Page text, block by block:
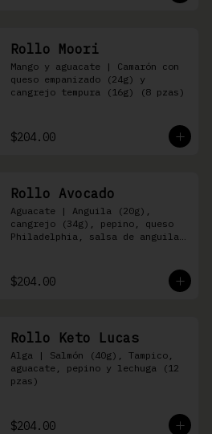
Rollo Moori
Mango y aguacate | Camarón con
queso empanizado (24g) y
cangrejo tempura (16g) (8 pzas)
$204.00
Rollo Avocado
Aguacate | Anguila (20g),
cangrejo (34g), pepino, queso
Philadelphia, salsa de anguila
$204.00
Rollo Keto Lucas
Alga | Salmón (40g), Tampico,
aguacate, pepino y lechuga (12
pzas)
$204.00